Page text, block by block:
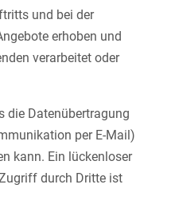
und bei der
erhoben und
verarbeitet oder
die Datenübertragung
per E-Mail)
kann. Ein lückenloser
durch Dritte ist